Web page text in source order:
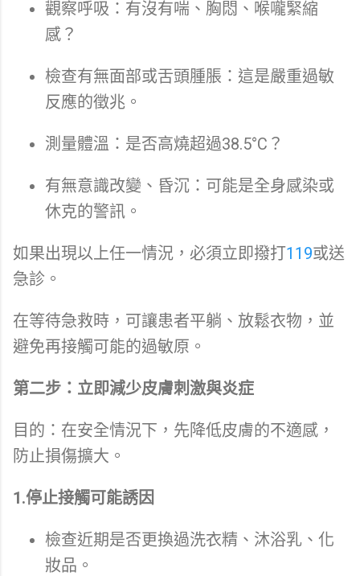
觀察呼吸：有沒有喘、胸悶、喉嚨緊縮
感？
檢查有無面部或舌頭腫脹：這是嚴重過敏
反應的徵兆。
測量體溫：是否高燒超過38.5°C？
有無意識改變、昏沉：可能是全身感染或
休克的警訊。
如果出現以上任一情況，必須立即撥打119或送
急診。
在等待急救時，可讓患者平躺、放鬆衣物，並
避免再接觸可能的過敏原。
第二步：立即減少皮膚刺激與炎症
目的：在安全情況下，先降低皮膚的不適感，
防止損傷擴大。
1.停止接觸可能誘因
檢查近期是否更換過洗衣精、沐浴乳、化
妝品。